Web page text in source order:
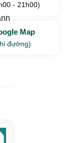
- 21h00)
Map
đường)